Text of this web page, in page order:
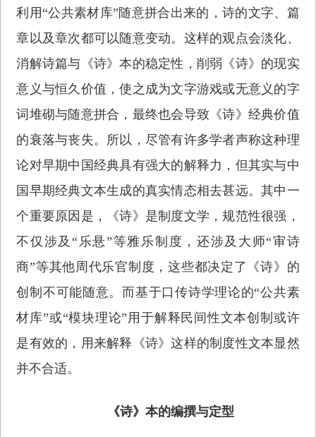
利用“公共素材库”随意拼合出来的，诗的文字、篇
章以及章次都可以随意变动。这样的观点会淡化、
消解诗篇与《诗》本的稳定性，削弱《诗》的现实
意义与恒久价值，使之成为文字游戏或无意义的字
词堆砌与随意拼合，最终也会导致《诗》经典价值
的衰落与丧失。所以，尽管有许多学者声称这种理
论对早期中国经典具有强大的解释力，但其实与中
国早期经典文本生成的真实情态相去甚远。其中一
个重要原因是，《诗》是制度文学，规范性很强，
不仅涉及“乐悬”等雅乐制度，还涉及大师“审诗
商”等其他周代乐官制度，这些都决定了《诗》的
创制不可能随意。而基于口传诗学理论的“公共素
材库”或“模块理论”用于解释民间性文本创制或许
是有效的，用来解释《诗》这样的制度性文本显然
并不合适。
《诗》本的编撰与定型